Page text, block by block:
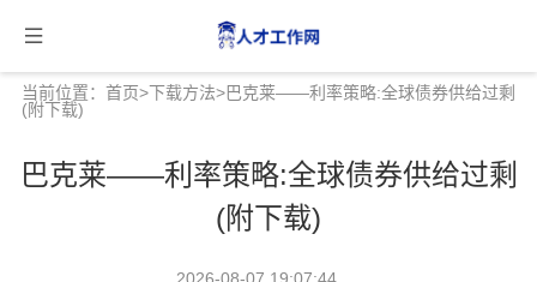
当前位置： 首页>下载方法>巴克莱——利率策略:全球债券供给过剩
(附下载)
巴克莱——利率策略:全球债券供给过剩
(附下载)